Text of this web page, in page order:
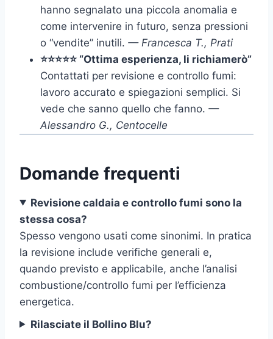
hanno segnalato una piccola anomalia e
come intervenire in futuro, senza pressioni
o “vendite” inutili. — Francesca T., Prati
⭐⭐⭐⭐⭐ “Ottima esperienza, li richiamerò”
Contattati per revisione e controllo fumi:
lavoro accurato e spiegazioni semplici. Si
vede che sanno quello che fanno. —
Alessandro G., Centocelle
Domande frequenti
Revisione caldaia e controllo fumi sono la
stessa cosa?
Spesso vengono usati come sinonimi. In pratica
la revisione include verifiche generali e,
quando previsto e applicabile, anche l’analisi
combustione/controllo fumi per l’efficienza
energetica.
Rilasciate il Bollino Blu?